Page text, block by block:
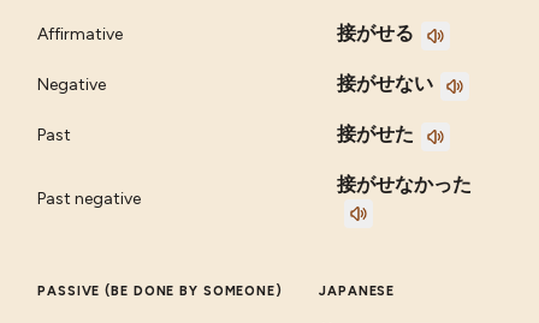
Affirmative 接がせる
Negative 接がせない
Past 接がせた
Past negative
接がせなかった
PASSIVE (BE DONE BY SOMEONE) JAPANESE